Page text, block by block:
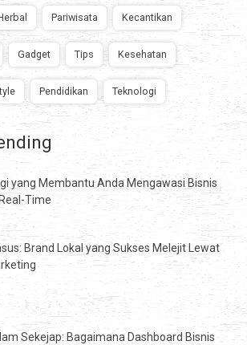
Pariwisata Kecantikan
Gadget Tips Kesehatan
Pendidikan Teknologi
yang Membantu Anda Mengawasi Bisnis
Time
Brand Lokal yang Sukses Melejit Lewat
Sekejap: Bagaimana Dashboard Bisnis